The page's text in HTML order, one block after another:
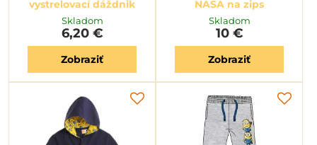
vystrelovací dáždnik
Skladom
6,20 €
Zobraziť
NASA na zips
Skladom
10 €
Zobraziť